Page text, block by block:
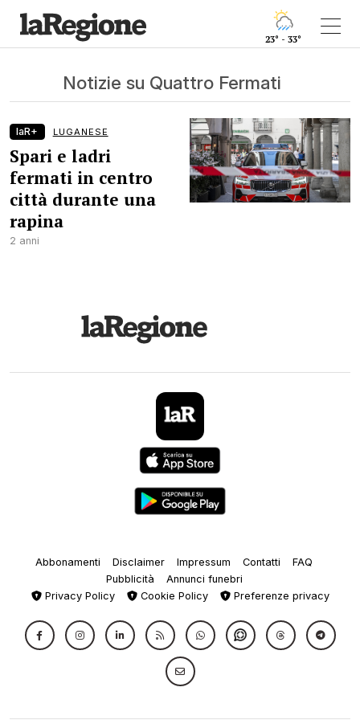
23° - 33°
Notizie su Quattro Fermati
laR+ LUGANESE
Spari e ladri
fermati in centro
città durante una
rapina
2 anni
Abbonamenti Disclaimer Impressum Contatti
FAQ
Pubblicità
Annunci funebri
Privacy Policy
Cookie Policy Preferenze privacy